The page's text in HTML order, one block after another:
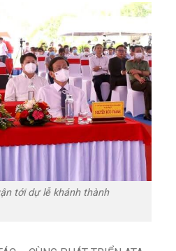
tới dự lễ khánh thành